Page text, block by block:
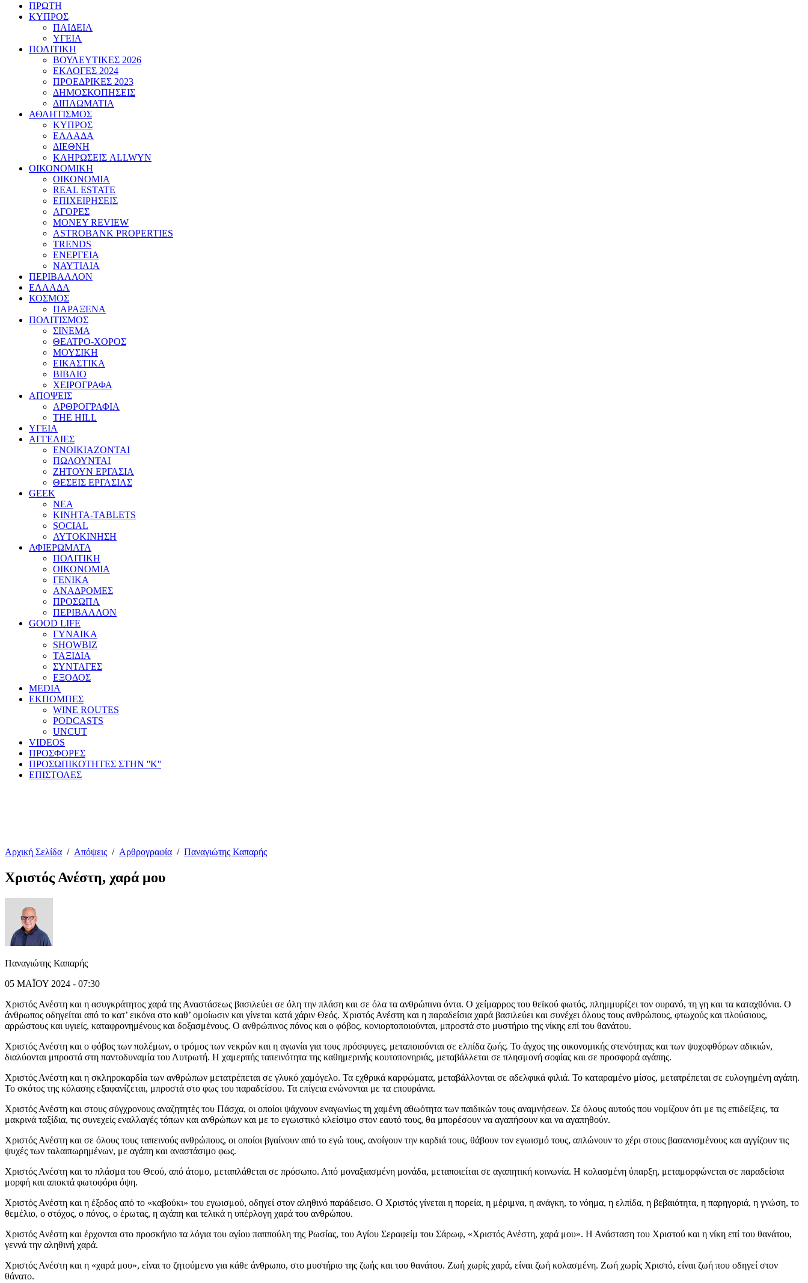
ΠΡΩΤΗ
ΚΥΠΡΟΣ
ΠΑΙΔΕΙΑ
ΥΓΕΙΑ
ΠΟΛΙΤΙΚΗ
ΒΟΥΛΕΥΤΙΚΕΣ 2026
ΕΚΛΟΓΕΣ 2024
ΠΡΟΕΔΡΙΚΕΣ 2023
ΔΗΜΟΣΚΟΠΗΣΕΙΣ
ΔΙΠΛΩΜΑΤΙΑ
ΑΘΛΗΤΙΣΜΟΣ
ΚΥΠΡΟΣ
ΕΛΛΑΔΑ
ΔΙΕΘΝΗ
ΚΛΗΡΩΣΕΙΣ ALLWYN
ΟΙΚΟΝΟΜΙΚΗ
ΟΙΚΟΝΟΜΙΑ
REAL ESTATE
ΕΠΙΧΕΙΡΗΣΕΙΣ
ΑΓΟΡΕΣ
MONEY REVIEW
ASTROBANK PROPERTIES
TRENDS
ΕΝΕΡΓΕΙΑ
ΝΑΥΤΙΛΙΑ
ΠΕΡΙΒΑΛΛΟΝ
ΕΛΛΑΔΑ
ΚΟΣΜΟΣ
ΠΑΡΑΞΕΝΑ
ΠΟΛΙΤΙΣΜΟΣ
ΣΙΝΕΜΑ
ΘΕΑΤΡΟ-ΧΟΡΟΣ
ΜΟΥΣΙΚΗ
ΕΙΚΑΣΤΙΚΑ
ΒΙΒΛΙΟ
ΧΕΙΡΟΓΡΑΦΑ
ΑΠΟΨΕΙΣ
ΑΡΘΡΟΓΡΑΦΙΑ
THE HILL
ΥΓΕΙΑ
ΑΓΓΕΛΙΕΣ
ΕΝΟΙΚΙΑΖΟΝΤΑΙ
ΠΩΛΟΥΝΤΑΙ
ΖΗΤΟΥΝ ΕΡΓΑΣΙΑ
ΘΕΣΕΙΣ ΕΡΓΑΣΙΑΣ
GEEK
ΝΕΑ
ΚΙΝΗΤΑ-TABLETS
SOCIAL
ΑΥΤΟΚΙΝΗΣΗ
ΑΦΙΕΡΩΜΑΤΑ
ΠΟΛΙΤΙΚΗ
ΟΙΚΟΝΟΜΙΑ
ΓΕΝΙΚΑ
ΑΝΑΔΡΟΜΕΣ
ΠΡΟΣΩΠΑ
ΠΕΡΙΒΑΛΛΟΝ
GOOD LIFE
ΓΥΝΑΙΚΑ
SHOWBIZ
ΤΑΞΙΔΙΑ
ΣΥΝΤΑΓΕΣ
ΕΞΟΔΟΣ
MEDIA
ΕΚΠΟΜΠΕΣ
WINE ROUTES
PODCASTS
UNCUT
VIDEOS
ΠΡΟΣΦΟΡΕΣ
ΠΡΟΣΩΠΙΚΟΤΗΤΕΣ ΣΤΗΝ ''Κ''
ΕΠΙΣΤΟΛΕΣ
Αρχική Σελίδα / Απόψεις / Αρθρογραφία / Παναγιώτης Καπαρής
Χριστός Ανέστη, χαρά μου
Παναγιώτης Καπαρής
05 ΜΑΪΟΥ 2024 - 07:30
Χριστός Ανέστη και η ασυγκράτητος χαρά της Αναστάσεως βασιλεύει σε όλη την πλάση και σε όλα τα ανθρώπινα όντα. Ο χείμαρρος του θεϊκού φωτός, πλημμυρίζει τον ουρανό, τη γη και τα καταχθόνια. Ο
άνθρωπος οδηγείται από το κατ’ εικόνα στο καθ’ ομοίωσιν και γίνεται κατά χάριν Θεός. Χριστός Ανέστη και η παραδείσια χαρά βασιλεύει και συνέχει όλους τους ανθρώπους, φτωχούς και πλούσιους,
αρρώστους και υγιείς, καταφρονημένους και δοξασμένους. Ο ανθρώπινος πόνος και ο φόβος, κονιορτοποιούνται, μπροστά στο μυστήριο της νίκης επί του θανάτου.
Χριστός Ανέστη και ο φόβος των πολέμων, ο τρόμος των νεκρών και η αγωνία για τους πρόσφυγες, μεταποιούνται σε ελπίδα ζωής. Το άγχος της οικονομικής στενότητας και των ψυχοφθόρων αδικιών,
διαλύονται μπροστά στη παντοδυναμία του Λυτρωτή. Η χαμερπής ταπεινότητα της καθημερινής κουτοπονηριάς, μεταβάλλεται σε πλησμονή σοφίας και σε προσφορά αγάπης.
Χριστός Ανέστη και η σκληροκαρδία των ανθρώπων μετατρέπεται σε γλυκό χαμόγελο. Τα εχθρικά καρφώματα, μεταβάλλονται σε αδελφικά φιλιά. Το καταραμένο μίσος, μετατρέπεται σε ευλογημένη αγάπη.
Το σκότος της κόλασης εξαφανίζεται, μπροστά στο φως του παραδείσου. Τα επίγεια ενώνονται με τα επουράνια.
Χριστός Ανέστη και στους σύγχρονους αναζητητές του Πάσχα, οι οποίοι ψάχνουν εναγωνίως τη χαμένη αθωότητα των παιδικών τους αναμνήσεων. Σε όλους αυτούς που νομίζουν ότι με τις επιδείξεις, τα
μακρινά ταξίδια, τις συνεχείς εναλλαγές τόπων και ανθρώπων και με το εγωιστικό κλείσιμο στον εαυτό τους, θα μπορέσουν να αγαπήσουν και να αγαπηθούν.
Χριστός Ανέστη και σε όλους τους ταπεινούς ανθρώπους, οι οποίοι βγαίνουν από το εγώ τους, ανοίγουν την καρδιά τους, θάβουν τον εγωισμό τους, απλώνουν το χέρι στους βασανισμένους και αγγίζουν τις
ψυχές των ταλαιπωρημένων, με αγάπη και αναστάσιμο φως.
Χριστός Ανέστη και το πλάσμα του Θεού, από άτομο, μεταπλάθεται σε πρόσωπο. Από μοναξιασμένη μονάδα, μεταποιείται σε αγαπητική κοινωνία. Η κολασμένη ύπαρξη, μεταμορφώνεται σε παραδείσια
μορφή και αποκτά φωτοφόρα όψη.
Χριστός Ανέστη και η έξοδος από το «καβούκι» του εγωισμού, οδηγεί στον αληθινό παράδεισο. Ο Χριστός γίνεται η πορεία, η μέριμνα, η ανάγκη, το νόημα, η ελπίδα, η βεβαιότητα, η παρηγοριά, η γνώση, το
θεμέλιο, ο στόχος, ο πόνος, ο έρωτας, η αγάπη και τελικά η υπέρλογη χαρά του ανθρώπου.
Χριστός Ανέστη και έρχονται στο προσκήνιο τα λόγια του αγίου παππούλη της Ρωσίας, του Αγίου Σεραφείμ του Σάρωφ, «Χριστός Ανέστη, χαρά μου». Η Ανάσταση του Χριστού και η νίκη επί του θανάτου,
γεννά την αληθινή χαρά.
Χριστός Ανέστη και η «χαρά μου», είναι το ζητούμενο για κάθε άνθρωπο, στο μυστήριο της ζωής και του θανάτου. Ζωή χωρίς χαρά, είναι ζωή κολασμένη. Ζωή χωρίς Χριστό, είναι ζωή που οδηγεί στον
θάνατο.